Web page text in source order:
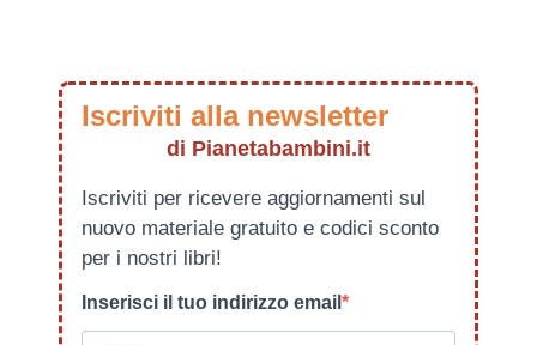
Iscriviti alla newsletter
di Pianetabambini.it
Iscriviti per ricevere aggiornamenti sul
nuovo materiale gratuito e codici sconto
per i nostri libri!
Inserisci il tuo indirizzo email